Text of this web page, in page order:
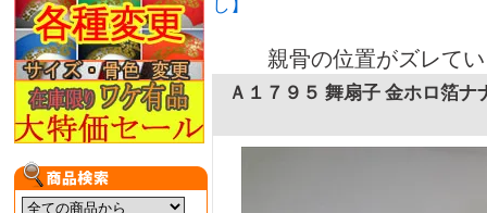
し】
親骨の位置がズレて
Ａ１７９５ 舞扇子 金ホロ箔